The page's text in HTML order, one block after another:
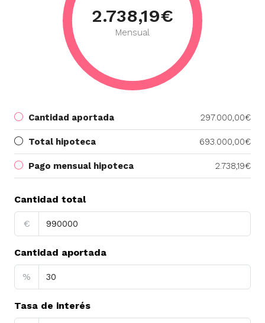
2.738,19€
Mensual
Cantidad aportada 297.000,00€
Total hipoteca 693.000,00€
Pago mensual hipoteca 2.738,19€
Cantidad total
€
Cantidad aportada
%
Tasa de interés